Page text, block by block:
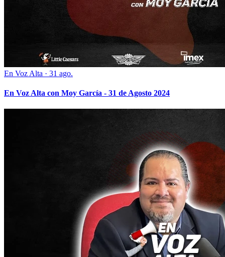
En Voz Alta · 31 ago.
En Voz Alta con Moy García - 31 de Agosto 2024